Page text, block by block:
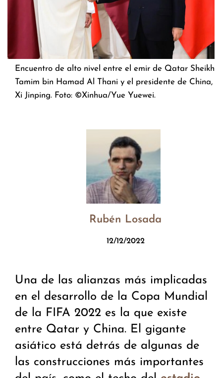
Encuentro de alto nivel entre el emir de Qatar Sheikh
Tamim bin Hamad Al Thani y el presidente de China,
Xi Jinping. Foto: ©Xinhua/Yue Yuewei.
Rubén Losada
12/12/2022
Una de las alianzas más implicadas
en el desarrollo de la Copa Mundial
de la FIFA 2022 es la que existe
entre Qatar y China. El gigante
asiático está detrás de algunas de
las construcciones más importantes